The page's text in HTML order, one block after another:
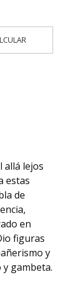
lejos
estas
de
en
figuras
y
gambeta.